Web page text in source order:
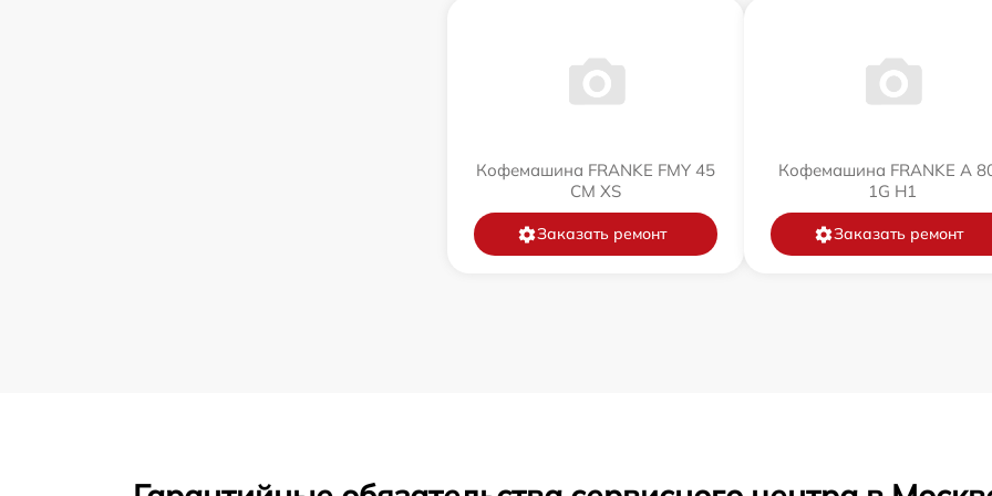
Кофемашина FRANKE FMY 45
CM XS
Заказать ремонт
Кофемашина FRANKE A
1G H1
Заказать ремонт